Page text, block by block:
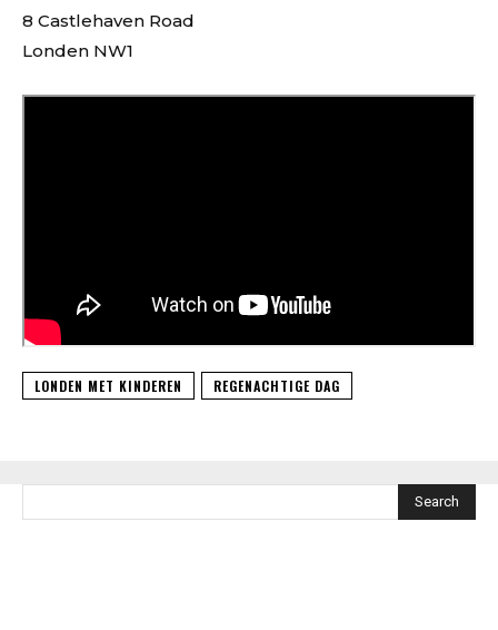
8 Castlehaven Road
Londen NW1
LONDEN MET KINDEREN REGENACHTIGE DAG
Search